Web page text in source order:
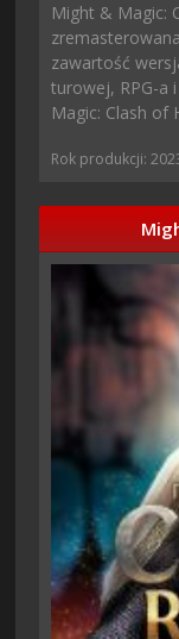
Might & Magic:
zawartość
turowej, RPG-a
Magic: Clash of
Rok produkcji: